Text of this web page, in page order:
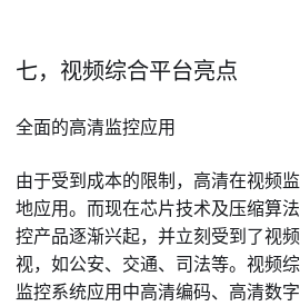
七，视频综合平台亮点
全面的高清监控应用
由于受到成本的限制，高清在视频
地应用。而现在芯片技术及压缩算
控产品逐渐兴起，并立刻受到了视
视，如公安、交通、司法等。视频
监控系统应用中高清编码、高清数